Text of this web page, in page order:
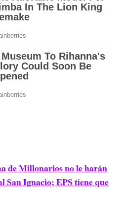
de Millonarios no le harán
San Ignacio; EPS tiene que